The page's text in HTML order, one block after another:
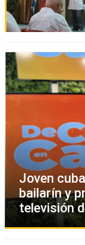
Joven
bailarín y
televisión